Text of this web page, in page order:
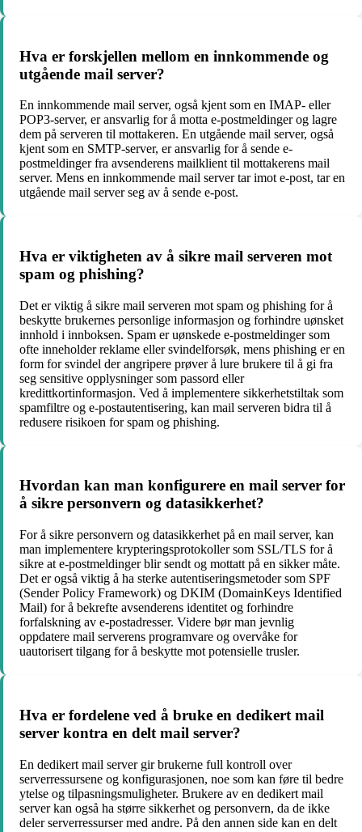
Hva er forskjellen mellom en innkommende og
utgående mail server?
En innkommende mail server, også kjent som en IMAP- eller
POP3-server, er ansvarlig for å motta e-postmeldinger og lagre
dem på serveren til mottakeren. En utgående mail server, også
kjent som en SMTP-server, er ansvarlig for å sende e-
postmeldinger fra avsenderens mailklient til mottakerens mail
server. Mens en innkommende mail server tar imot e-post, tar en
utgående mail server seg av å sende e-post.
Hva er viktigheten av å sikre mail serveren mot
spam og phishing?
Det er viktig å sikre mail serveren mot spam og phishing for å
beskytte brukernes personlige informasjon og forhindre uønsket
innhold i innboksen. Spam er uønskede e-postmeldinger som
ofte inneholder reklame eller svindelforsøk, mens phishing er en
form for svindel der angripere prøver å lure brukere til å gi fra
seg sensitive opplysninger som passord eller
kredittkortinformasjon. Ved å implementere sikkerhetstiltak som
spamfiltre og e-postautentisering, kan mail serveren bidra til å
redusere risikoen for spam og phishing.
Hvordan kan man konfigurere en mail server for
å sikre personvern og datasikkerhet?
For å sikre personvern og datasikkerhet på en mail server, kan
man implementere krypteringsprotokoller som SSL/TLS for å
sikre at e-postmeldinger blir sendt og mottatt på en sikker måte.
Det er også viktig å ha sterke autentiseringsmetoder som SPF
(Sender Policy Framework) og DKIM (DomainKeys Identified
Mail) for å bekrefte avsenderens identitet og forhindre
forfalskning av e-postadresser. Videre bør man jevnlig
oppdatere mail serverens programvare og overvåke for
uautorisert tilgang for å beskytte mot potensielle trusler.
Hva er fordelene ved å bruke en dedikert mail
server kontra en delt mail server?
En dedikert mail server gir brukerne full kontroll over
serverressursene og konfigurasjonen, noe som kan føre til bedre
ytelse og tilpasningsmuligheter. Brukere av en dedikert mail
server kan også ha større sikkerhet og personvern, da de ikke
deler serverressurser med andre. På den annen side kan en delt